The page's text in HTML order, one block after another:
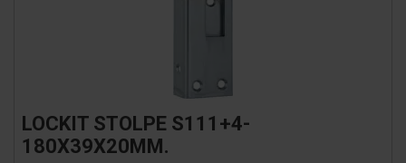
LOCKIT STOLPE S111+4-
180X39X20MM.